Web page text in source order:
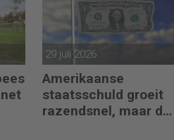
29 juli 2026
Amerikaanse
staatsschuld groeit
razendsnel, maar dat